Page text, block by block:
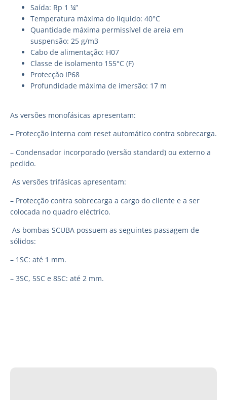
Saída: Rp 1 ¼”
Temperatura máxima do líquido: 40°C
Quantidade máxima permissível de areia em
suspensão: 25 g/m3
Cabo de alimentação: H07
Classe de isolamento 155°C (F)
Protecção IP68
Profundidade máxima de imersão: 17 m
As versões monofásicas apresentam:
– Protecção interna com reset automático contra sobrecarga.
– Condensador incorporado (versão standard) ou externo a
pedido.
As versões trifásicas apresentam:
– Protecção contra sobrecarga a cargo do cliente e a ser
colocada no quadro eléctrico.
As bombas SCUBA possuem as seguintes passagem de
sólidos:
– 1SC: até 1 mm.
– 3SC, 5SC e 8SC: até 2 mm.